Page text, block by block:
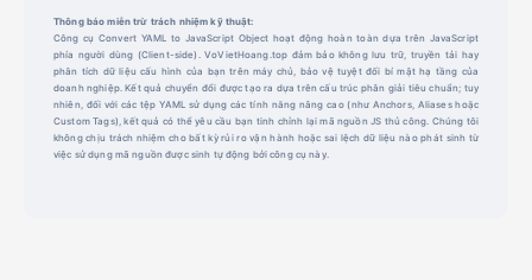
Thông báo miễn trừ trách nhiệm kỹ thuật:
Công cụ Convert YAML to JavaScript Object hoạt động hoàn toàn dựa trên JavaScript
phía người dùng (Client-side). VoVietHoang.top đảm bảo không lưu trữ, truyền tải hay
phân tích dữ liệu cấu hình của bạn trên máy chủ, bảo vệ tuyệt đối bí mật hạ tầng của
doanh nghiệp. Kết quả chuyển đổi được tạo ra dựa trên cấu trúc phân giải tiêu chuẩn; tuy
nhiên, đối với các tệp YAML sử dụng các tính năng nâng cao (như Anchors, Aliases hoặc
Custom Tags), kết quả có thể yêu cầu bạn tinh chỉnh lại mã nguồn JS thủ công. Chúng tôi
không chịu trách nhiệm cho bất kỳ rủi ro vận hành hoặc sai lệch dữ liệu nào phát sinh từ
việc sử dụng mã nguồn được sinh tự động bởi công cụ này.